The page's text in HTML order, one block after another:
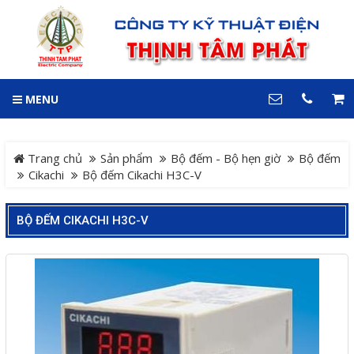
MENU
Trang chủ Sản phẩm Bộ đếm - Bộ hẹn giờ
Bộ đếm
Cikachi
Bộ đếm Cikachi H3C-V
BỘ ĐẾM CIKACHI H3C-V
Trang chủ
Sản phẩm
Hệ Thống Cảnh Báo An
Toàn Xe Nâng
Hệ thống điều khiển giám
GIỎ HÀNG
LIÊN HỆ
Hotline
0909 199 102
64 đường 24, KDC Hiệp
Thủ Dầu Một, Tỉnh Bình
Điện thoại
0909 199 102